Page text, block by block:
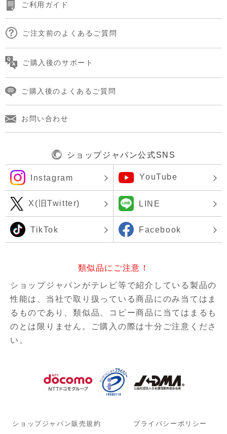
ご利用ガイド
ご注文前のよくあるご質問
ご購入後のサポート
ご購入後のよくあるご質問
お問い合わせ
ショップジャパン公式SNS
Instagram YouTube
X(旧Twitter) LINE
TikTok Facebook
類似品にご注意！
ショップジャパンがテレビ等で紹介している製品の
性能は、当社で取り扱っている商品にのみ当てはま
るものであり、類似品、コピー商品に当てはまるも
のとは限りません。ご購入の際は十分ご注意くださ
い。
ショップジャパン販売規約 プライバシーポリシー